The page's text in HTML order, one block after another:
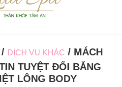
/ DỊCH VỤ KHÁC / MÁCH
TUYỆT ĐỐI BẰNG
LÔNG BODY